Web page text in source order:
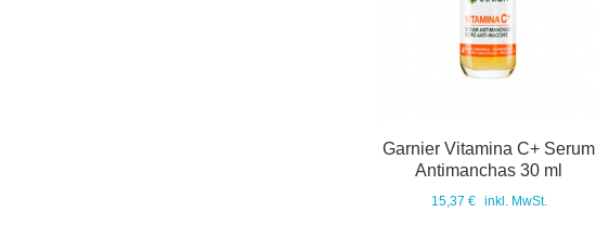
Garnier Vitamina C+ Serum
Antimanchas 30 ml
15,37 € inkl. MwSt.